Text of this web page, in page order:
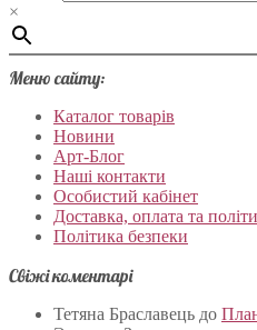
×
Меню сайту:
Каталог товарів
Новини
Арт-Блог
Наші контакти
Особистий кабінет
Доставка, оплата та
Політика безпеки
Свіжі коментарі
Тетяна Браславець до